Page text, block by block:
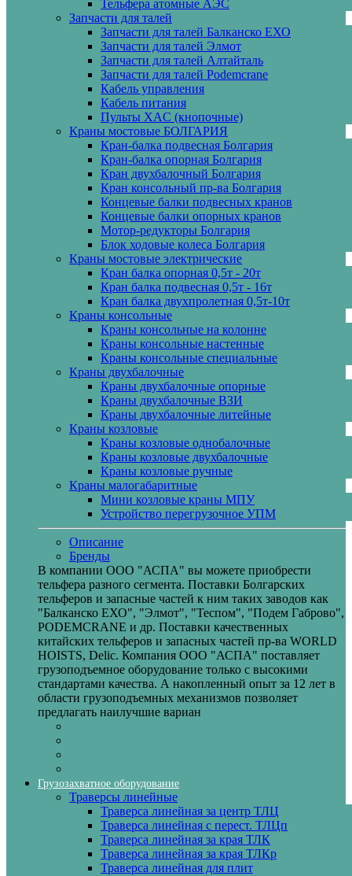
Тельфера атомные АЭС
Запчасти для талей
Запчасти для талей Балканско ЕХО
Запчасти для талей Элмот
Запчасти для талей Алтайталь
Запчасти для талей Podemcrane
Кабель управления
Кабель питания
Пульты XAC (кнопочные)
Краны мостовые БОЛГАРИЯ
Кран-балка подвесная Болгария
Кран-балка опорная Болгария
Кран двухбалочный Болгария
Кран консольный пр-ва Болгария
Концевые балки подвесных кранов
Концевые балки опорных кранов
Мотор-редукторы Болгария
Блок ходовые колеса Болгария
Краны мостовые электрические
Кран балка опорная 0,5т - 20т
Кран балка подвесная 0,5т - 16т
Кран балка двухпролетная 0,5т-10т
Краны консольные
Краны консольные на колонне
Краны консольные настенные
Краны консольные специальные
Краны двухбалочные
Краны двухбалочные опорные
Краны двухбалочные ВЗИ
Краны двухбалочные литейные
Краны козловые
Краны козловые однобалочные
Краны козловые двухбалочные
Краны козловые ручные
Краны малогабаритные
Мини козловые краны МПУ
Устройство перегрузочное УПМ
Описание
Бренды
В компании ООО "АСПА" вы можете приобрести
тельфера разного сегмента. Поставки Болгарских
тельферов и запасные частей к ним таких заводов как
"Балканско ЕХО", "Элмот", "Теспом", "Подем Габрово",
PODEMCRANE и др. Поставки качественных
китайских тельферов и запасных частей пр-ва WORLD
HOISTS, Delic. Компания ООО "АСПА" поставляет
грузоподъемное оборудование только с высокими
стандартами качества. А накопленный опыт за 12 лет в
области грузоподъемных механизмов позволяет
предлагать наилучшие вариан
Грузозахватное оборудование
Траверсы линейные
Траверса линейная за центр ТЛЦ
Траверса линейная с перест. ТЛЦп
Траверса линейная за края ТЛК
Траверса линейная за края ТЛКр
Траверса линейная для плит